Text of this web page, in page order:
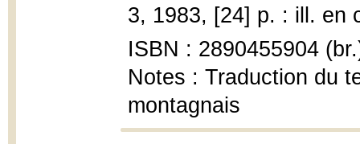
3, 1983, [24] p. : ill. en
ISBN : 2890455904
Notes : Traduction du
montagnais